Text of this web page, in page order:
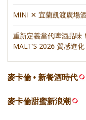
MINI ✕ 宜蘭凱渡廣場
重新定義當代啤酒品味
MALT’S 2026 質感進化
麥卡倫 • 新餐酒時代
麥卡倫甜蜜新浪潮